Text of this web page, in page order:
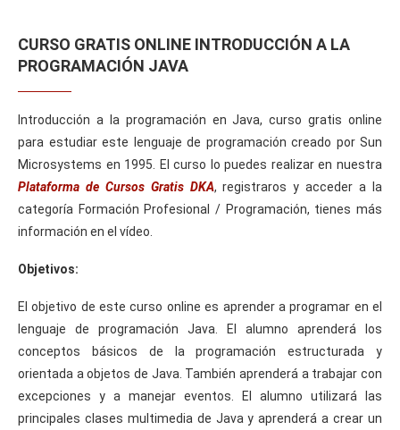
CURSO GRATIS ONLINE INTRODUCCIÓN A LA
PROGRAMACIÓN JAVA
Introducción a la programación en Java, curso gratis online
para estudiar este lenguaje de programación creado por Sun
Microsystems en 1995. El curso lo puedes realizar en nuestra
Plataforma de Cursos Gratis DKA, registraros y acceder a la
categoría Formación Profesional / Programación, tienes más
información en el vídeo.
Objetivos:
El objetivo de este curso online es aprender a programar en el
lenguaje de programación Java. El alumno aprenderá los
conceptos básicos de la programación estructurada y
orientada a objetos de Java. También aprenderá a trabajar con
excepciones y a manejar eventos. El alumno utilizará las
principales clases multimedia de Java y aprenderá a crear un